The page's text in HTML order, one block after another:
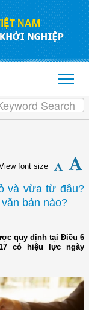
font size
và vừa từ đâu?
bản nào?
quy định tại Điều 6
có hiệu lực ngày